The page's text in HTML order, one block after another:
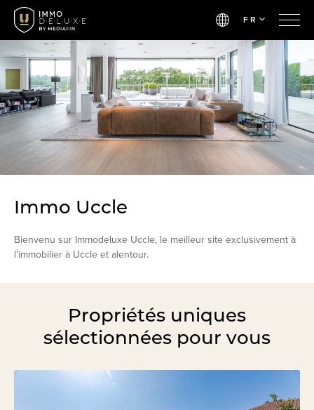
FR
Immo Uccle
Bienvenu sur Immodeluxe Uccle, le meilleur site exclusivement à
l’immobilier à Uccle et alentour.
Propriétés uniques
sélectionnées pour vous